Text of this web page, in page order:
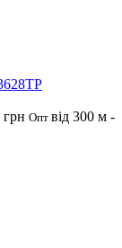
грн Опт від 300 м -